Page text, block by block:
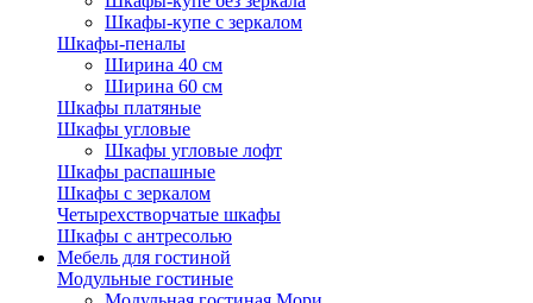
Шкафы-купе с зеркалом
Шкафы-пеналы
Ширина 40 см
Ширина 60 см
Шкафы платяные
Шкафы угловые
Шкафы угловые лофт
Шкафы распашные
Шкафы с зеркалом
Четырехстворчатые шкафы
Шкафы с антресолью
Мебель для гостиной
Модульные гостиные